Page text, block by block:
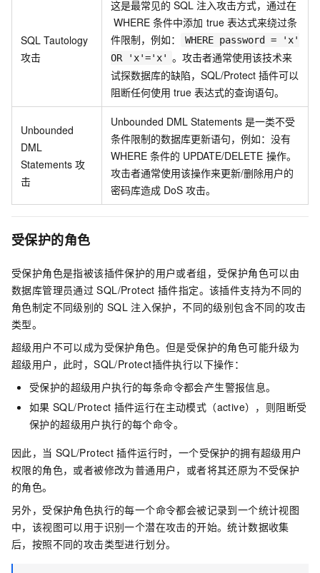
SQL Tautology
攻击
这是最常见的 SQL 注入攻击方式，通过在
WHERE 条件中添加 true 表达式来绕过条
件限制，例如：
WHERE password = 'x'
OR 'x'='x' 。攻击者通常使用该技术来
试探数据库的缺陷，SQL/Protect 插件可以
阻断任何使用 true 表达式的查询语句。
Unbounded
DML
Statements 攻
击
Unbounded DML Statements 是一类不受
条件限制的数据库更新语句，例如：没有
WHERE 条件的 UPDATE/DELETE 操作。
攻击者通常使用该操作来更新/删除用户的
密码库造成 DoS 攻击。
受保护的角色
受保护角色是指被该插件保护的用户或者组，受保护角色可以由
数据库管理员通过 SQL/Protect 插件指定。该插件支持为不同的
角色制定不同级别的 SQL 注入保护，不同的级别包含不同的攻击
类型。
超级用户不可以成为受保护角色。但是受保护的角色可能升级为
超级用户，此时，SQL/Protect插件执行以下操作：
受保护的超级用户执行的每条命令都会产生警报信息。
如果 SQL/Protect 插件运行在主动模式（active），则阻断受
保护的超级用户执行的每个命令。
因此，当 SQL/Protect 插件运行时，一个受保护的拥有超级用户
权限的角色，或者被修改为普通用户，或者将其还原为不受保护
的角色。
另外，受保护角色执行的每一个命令都会被记录到一个统计视图
中，该视图可以用于识别一个潜在攻击的开始。统计数据收集
后，按照不同的攻击类型进行划分。